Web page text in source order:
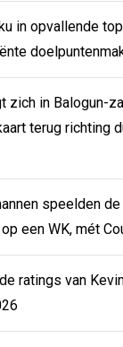
in opvallende
zich in Balogun-
terug richting
speelden
een WK, mét
ratings van